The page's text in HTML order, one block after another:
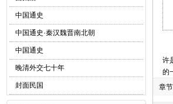
中国通史
中国通史·秦汉魏晋南北朝
中国通史
晚清外交七十年
封面民国
许
的
章